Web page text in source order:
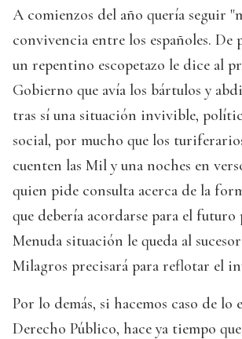
A comienzos del año quería seguir
convivencia entre los españoles. De
un repentino escopetazo le dice al
Gobierno que avía los bártulos y
tras sí una situación invivible,
social, por mucho que los
cuenten las Mil y una noches en
quien pide consulta acerca de la
que debería acordarse para el
Menuda situación le queda al
Milagros precisará para reflotar el
Por lo demás, si hacemos caso de lo
Derecho Público, hace ya tiempo